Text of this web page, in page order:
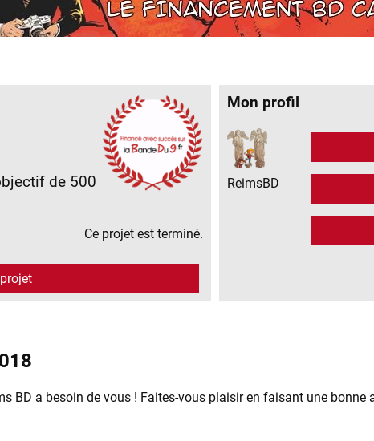
de 500
Ce projet est terminé.
Mon profil
ReimsBD
BD a besoin de vous ! Faites-vous plaisir en faisant une bonne